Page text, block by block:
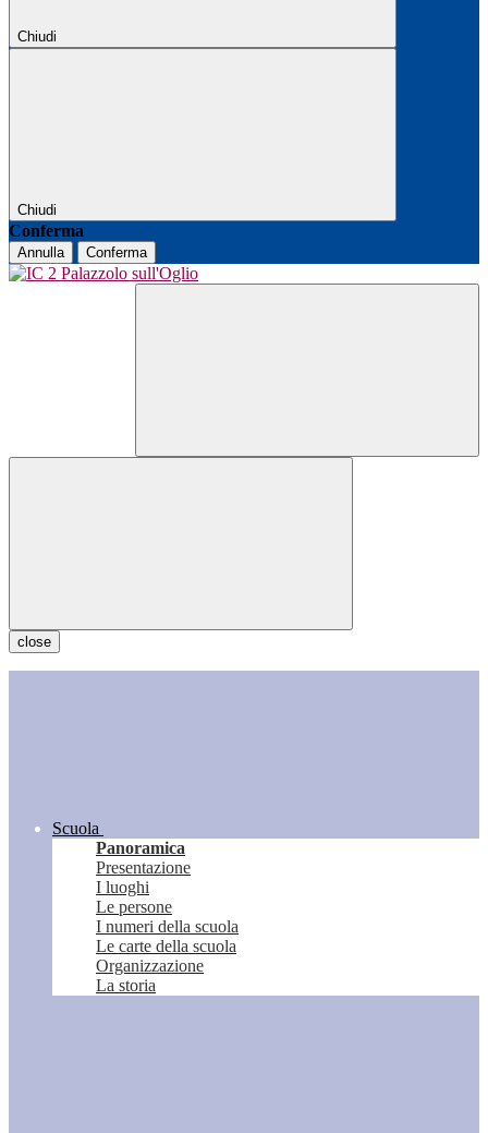
Chiudi
Chiudi
Conferma
Annulla Conferma
close
Scuola
Panoramica
Presentazione
I luoghi
Le persone
I numeri della scuola
Le carte della scuola
Organizzazione
La storia